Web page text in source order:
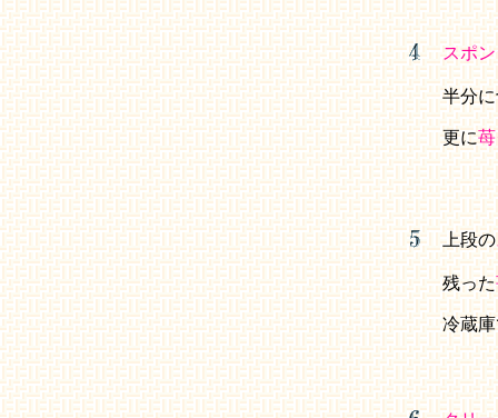
スポ
半分
更に
上段の
残った
冷蔵